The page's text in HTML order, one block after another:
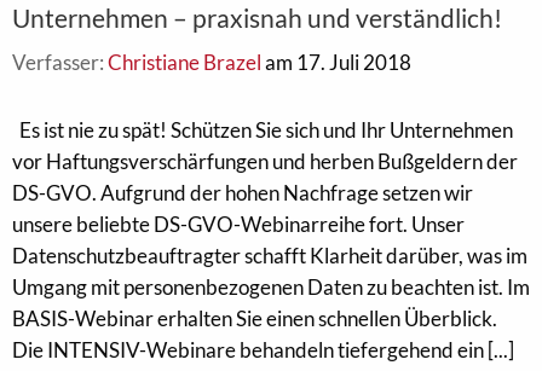
Unternehmen – praxisnah und verständlich!
Verfasser:Christiane Brazelam 17. Juli 2018
Es ist nie zu spät! Schützen Sie sich und Ihr Unternehmen
vor Haftungsverschärfungen und herben Bußgeldern der
DS-GVO. Aufgrund der hohen Nachfrage setzen wir
unsere beliebte DS-GVO-Webinarreihe fort. Unser
Datenschutzbeauftragter schafft Klarheit darüber, was im
Umgang mit personenbezogenen Daten zu beachten ist. Im
BASIS-Webinar erhalten Sie einen schnellen Überblick.
Die INTENSIV-Webinare behandeln tiefergehend ein [...]